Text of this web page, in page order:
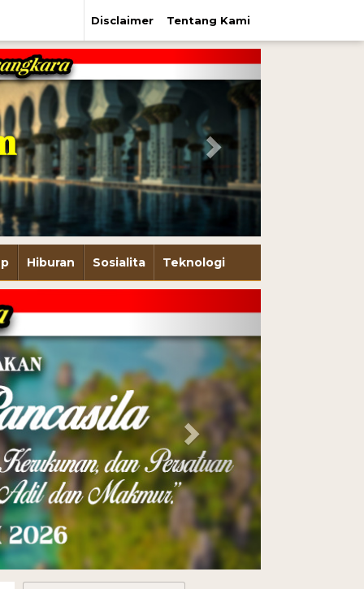
Disclaimer Tentang Kami
Next
Hiburan Sosialita Teknologi